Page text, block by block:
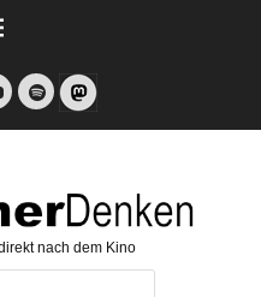
Spotify
nach dem Kino